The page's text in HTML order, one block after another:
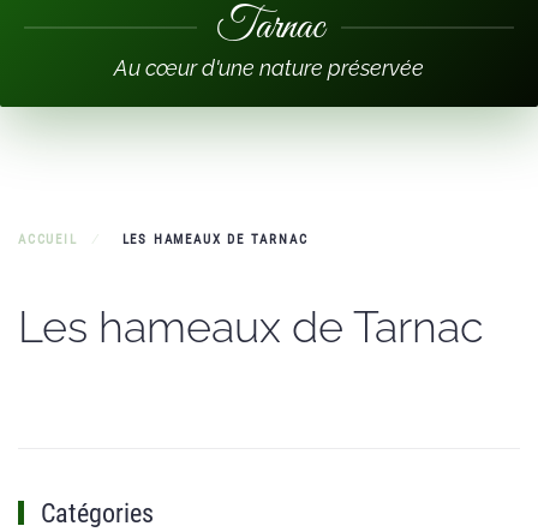
Tarnac
Au cœur d'une nature préservée
ACCUEIL LES HAMEAUX DE TARNAC
Les hameaux de Tarnac
Catégories